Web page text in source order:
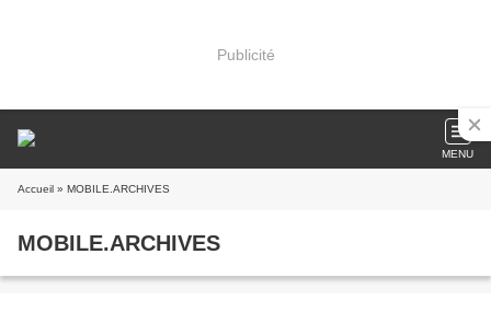
Publicité
MENU
Accueil » MOBILE.ARCHIVES
MOBILE.ARCHIVES